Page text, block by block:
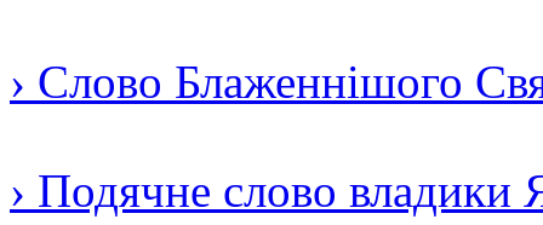
› Слово Блаженнішого
› Подячне слово владики